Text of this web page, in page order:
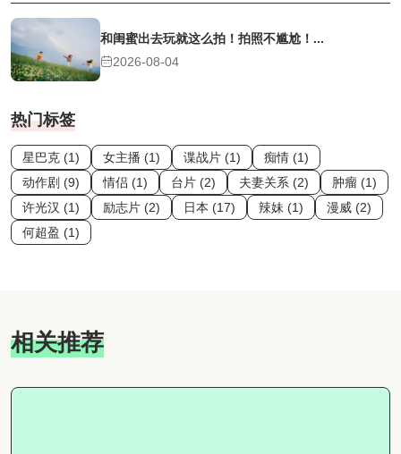
和闺蜜出去玩就这么拍！拍照不尴尬！...
2026-08-04
热门标签
星巴克 (1) 女主播 (1) 谍战片 (1)
痴情 (1)
动作剧 (9)
情侣 (1) 台片 (2) 夫妻关系 (2)
肿瘤 (1)
许光汉 (1)
励志片 (2) 日本 (17) 辣妹 (1)
漫威 (2)
何超盈 (1)
相关推荐